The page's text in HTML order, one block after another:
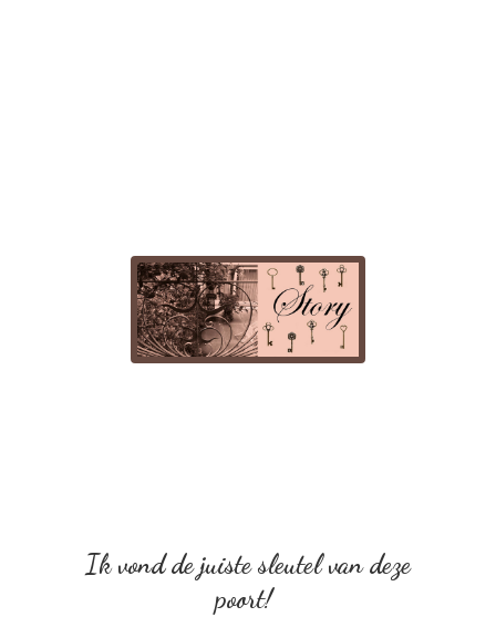
Ik vond de juiste sleutel van deze
poort!